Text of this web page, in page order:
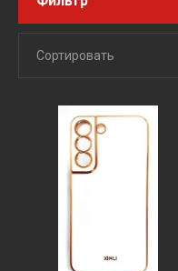
Сортировать
Цена - возрастание
Название - Я-А